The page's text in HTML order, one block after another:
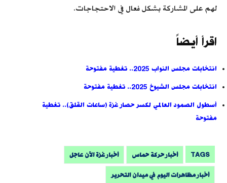
لهم على المشاركة بشكل فعال في الاحتجاجات.
اقرأ أيضاً
انتخابات مجلس النواب 2025.. تغطية مفتوحة
انتخابات مجلس الشيوخ 2025.. تغطية مفتوحة
أسطول الصمود العالمي لكسر حصار غزة (ساعات القلق).. تغطية
مفتوحة
TAGS أخبار حركة حماس أخبار غزة الآن عاجل
أخبار مظاهرات اليوم في ميدان التحرير